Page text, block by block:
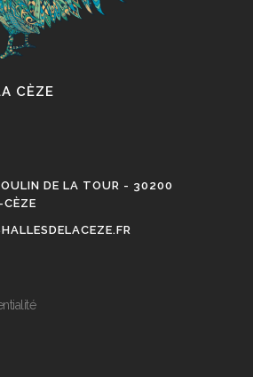
CÈZE
DE LA TOUR - 30200